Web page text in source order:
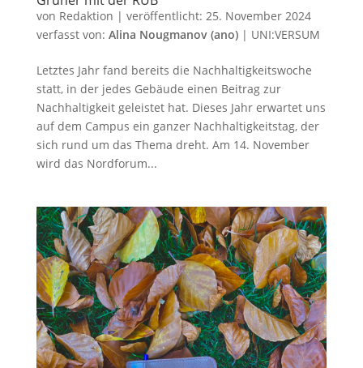
von Redaktion | veröffentlicht: 25. November 2024
verfasst von: Alina Nougmanov (ano)| UNI:VERSUM
Letztes Jahr fand bereits die Nachhaltigkeitswoche
statt, in der jedes Gebäude einen Beitrag zur
Nachhaltigkeit geleistet hat. Dieses Jahr erwartet uns
auf dem Campus ein ganzer Nachhaltigkeitstag, der
sich rund um das Thema dreht. Am 14. November
wird das Nordforum...